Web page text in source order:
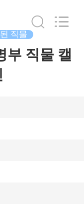
직물
부 직물 캘